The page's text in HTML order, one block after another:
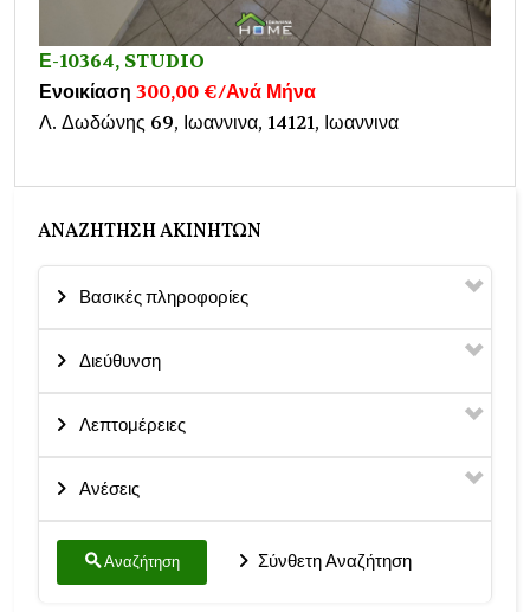
Ε-10364, STUDIO
Ενοικίαση 300,00 €/Ανά Μήνα
Λ. Δωδώνης 69, Ιωαννινα, 14121, Ιωαννινα
ΑΝΑΖΉΤΗΣΗ ΑΚΙΝΉΤΩΝ
Βασικές πληροφορίες
Διεύθυνση
Λεπτομέρειες
Ανέσεις
Αναζήτηση Σύνθετη Αναζήτηση